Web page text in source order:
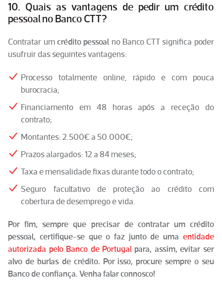
10. Quais as vantagens de pedir um crédito
pessoal no Banco CTT?
Contratar um crédito pessoal no Banco CTT significa poder
usufruir das seguintes vantagens:
Processo totalmente online, rápido e com pouca
burocracia;
Financiamento em 48 horas após a receção do
contrato;
Montantes: 2.500€ a 50.000€;
Prazos alargados: 12 a 84 meses;
Taxa e mensalidade fixas durante todo o contrato;
Seguro facultativo de proteção ao crédito com
cobertura de desemprego e vida.
Por fim, sempre que precisar de contratar um crédito
pessoal, certifique-se queo faz junto de uma entidade
autorizada pelo Banco de Portugal para, assim, evitar ser
alvo de burlas de crédito. Por isso, procure sempre o seu
Banco de confiança. Venha falar connosco!